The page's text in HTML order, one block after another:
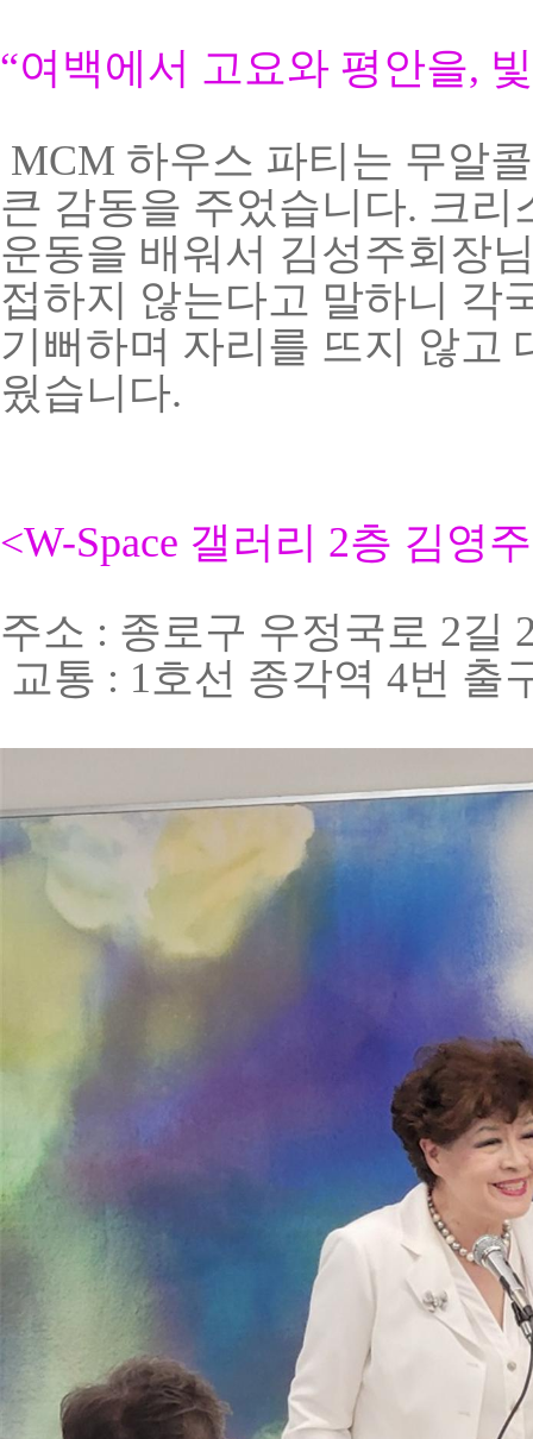
“여백에서 고요와 평안을,
MCM 하우스 파티는 무알
큰 감동을 주었습니다. 크
운동을 배워서 김성주회장
접하지 않는다고 말하니 각
기뻐하며 자리를 뜨지 않고
웠습니다.
<W-Space 갤러리 2층 김영
주소 : 종로구 우정국로 2길
교통 : 1호선 종각역 4번 출